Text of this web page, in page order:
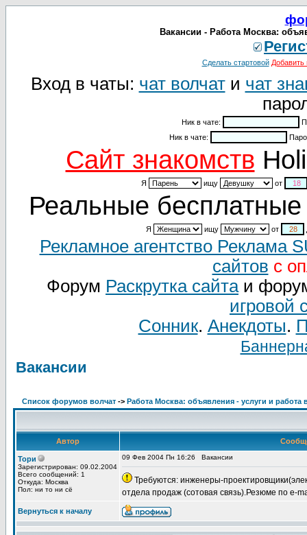
Вакансии - Работа Москва:
Сделать стартовой Добавить
Вход в чаты: чат волчати чат
Ник в чате:
Ник в чате:
Cайт знакомств
Я ищу от
Реальные бесплатные
Я ищу от
Рекламное агентство Реклама
сайтов с
Форум Раскрутка сайтаи
игровой
Сонник. Анекдоты.
Вакансии
Список форумов волчат -> Работа Москва: объявления - услуги и работа
Автор
Тори
Зарегистрирован: 09.02.2004
Всего сообщений: 1
Откуда: Москва
Пол: ни то ни сё
09 Фев 2004 Пн 16:26 Вакансии
Требуются: инженеры-
отдела продаж (сотовая связь).Резюме по e-
Вернуться к началу